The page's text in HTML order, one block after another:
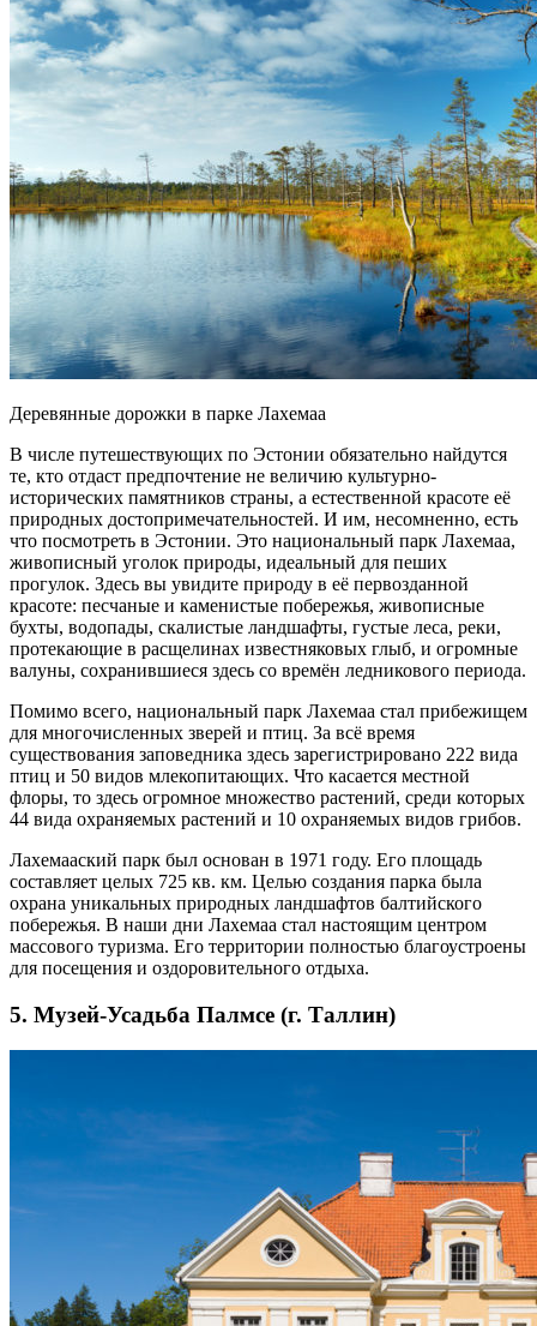
Деревянные дорожки в парке Лахемаа
В числе путешествующих по Эстонии обязательно найдутся
те, кто отдаст предпочтение не величию культурно-
исторических памятников страны, а естественной красоте её
природных достопримечательностей. И им, несомненно, есть
что посмотреть в Эстонии. Это национальный парк Лахемаа,
живописный уголок природы, идеальный для пеших
прогулок. Здесь вы увидите природу в её первозданной
красоте: песчаные и каменистые побережья, живописные
бухты, водопады, скалистые ландшафты, густые леса, реки,
протекающие в расщелинах известняковых глыб, и огромные
валуны, сохранившиеся здесь со времён ледникового периода.
Помимо всего, национальный парк Лахемаа стал прибежищем
для многочисленных зверей и птиц. За всё время
существования заповедника здесь зарегистрировано 222 вида
птиц и 50 видов млекопитающих. Что касается местной
флоры, то здесь огромное множество растений, среди которых
44 вида охраняемых растений и 10 охраняемых видов грибов.
Лахемааский парк был основан в 1971 году. Его площадь
составляет целых 725 кв. км. Целью создания парка была
охрана уникальных природных ландшафтов балтийского
побережья. В наши дни Лахемаа стал настоящим центром
массового туризма. Его территории полностью благоустроены
для посещения и оздоровительного отдыха.
5. Музей-Усадьба Палмсе (г. Таллин)